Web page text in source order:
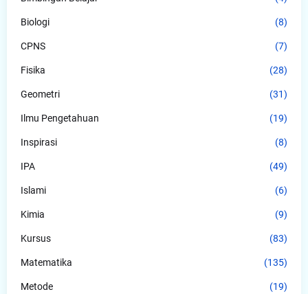
Biologi (8)
CPNS (7)
Fisika (28)
Geometri (31)
Ilmu Pengetahuan (19)
Inspirasi (8)
IPA (49)
Islami (6)
Kimia (9)
Kursus (83)
Matematika (135)
Metode (19)